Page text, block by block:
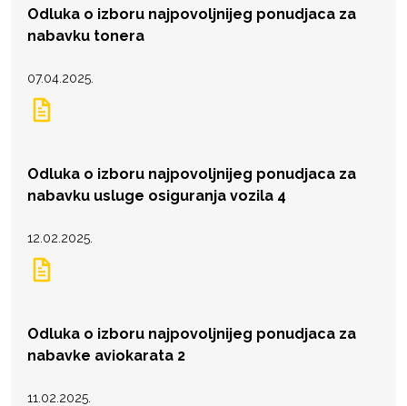
Odluka o izboru najpovoljnijeg ponudjaca za
nabavku tonera
07.04.2025.
Odluka o izboru najpovoljnijeg ponudjaca za
nabavku usluge osiguranja vozila 4
12.02.2025.
Odluka o izboru najpovoljnijeg ponudjaca za
nabavke aviokarata 2
11.02.2025.